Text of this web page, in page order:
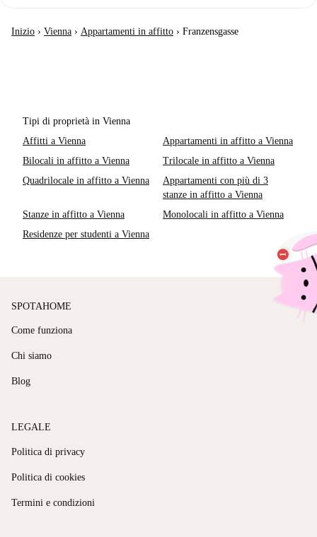
Inizio › Vienna › Appartamenti in affitto › Franzensgasse
Tipi di proprietà in Vienna
Affitti a Vienna
Appartamenti in affitto a Vienna
Bilocali in affitto a Vienna
Trilocale in affitto a Vienna
Quadrilocale in affitto a Vienna
Appartamenti con più di 3
stanze in affitto a Vienna
Stanze in affitto a Vienna
Monolocali in affitto a Vienna
Residenze per studenti a Vienna
SPOTAHOME
Come funziona
Chi siamo
Blog
LEGALE
Politica di privacy
Politica di cookies
Termini e condizioni